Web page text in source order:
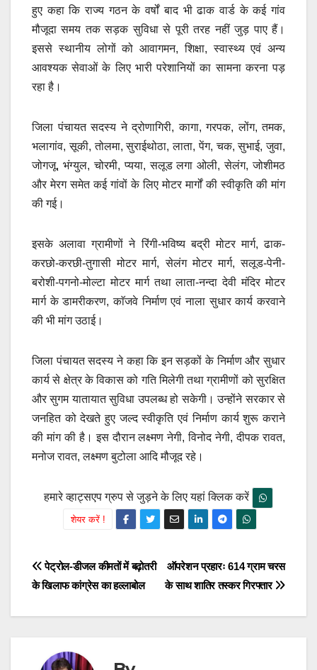
हुए कहा कि राज्य गठन के वर्षों बाद भी ढाक वार्ड के कई गांव
मौजूदा समय तक सड़क सुविधा से पूरी तरह नहीं जुड़ पाए हैं।
इससे स्थानीय लोगों को आवागमन, शिक्षा, स्वास्थ्य एवं अन्य
आवश्यक सेवाओं के लिए भारी परेशानियों का सामना करना पड़
रहा है।
जिला पंचायत सदस्य ने द्रोणागिरी, कागा, गरपक, लोंग, तमक,
भलागांव, सूकी, तोलमा, सुराईथोठा, लाता, पेंग, चक, सुभाई, जुवा,
जोगजू, भंग्युल, चोरमी, प्यया, सलूड लगा ओली, सेलंग, जोशीमठ
और मेरग समेत कई गांवों के लिए मोटर मार्गों की स्वीकृति की मांग
की गई।
इसके अलावा ग्रामीणों ने रिंगी-भविष्य बद्री मोटर मार्ग, ढाक-
करछो-करछी-तुगासी मोटर मार्ग, सेलंग मोटर मार्ग, सलूड-पेनी-
बरोशी-पगनो-मोल्टा मोटर मार्ग तथा लाता-नन्दा देवी मंदिर मोटर
मार्ग के डामरीकरण, काॅजवे निर्माण एवं नाला सुधार कार्य करवाने
की भी मांग उठाई।
जिला पंचायत सदस्य ने कहा कि इन सड़कों के निर्माण और सुधार
कार्य से क्षेत्र के विकास को गति मिलेगी तथा ग्रामीणों को सुरक्षित
और सुगम यातायात सुविधा उपलब्ध हो सकेगी। उन्होंने सरकार से
जनहित को देखते हुए जल्द स्वीकृति एवं निर्माण कार्य शुरू कराने
की मांग की है। इस दौरान लक्ष्मण नेगी, विनोद नेगी, दीपक रावत,
मनोज रावत, लक्ष्मण बुटोला आदि मौजूद रहे।
हमारे व्हाट्सएप ग्रुप से जुड़ने के लिए यहां क्लिक करें
शेयर करें !
Post
navigation
ऑपरेशन प्रहारः 614 ग्राम चरस
के साथ शातिर तस्कर गिरफ्तार
पेट्रोल-डीजल कीमतों में बढ़ोतरी
के खिलाफ कांग्रेस का हल्लाबोल